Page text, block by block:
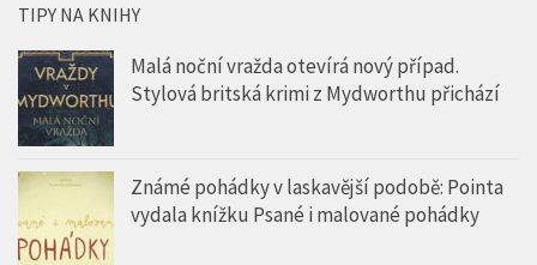
TIPY NA KNIHY
Malá noční vražda otevírá nový případ.
Stylová britská krimi z Mydworthu přichází
Známé pohádky v laskavější podobě: Pointa
vydala knížku Psané i malované pohádky